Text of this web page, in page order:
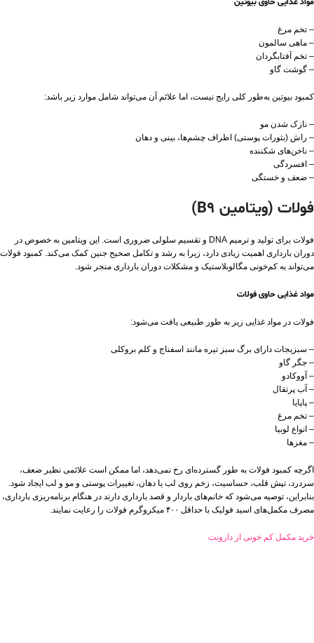
– تخم مرغ
– ماهی سالمون
– تخم آفتابگردان
– گوشت گاو
کمبود بیوتین به‌طور کلی رایج نیست، اما علائم آن می‌تواند شامل موارد زیر باشد:
– نازک شدن مو
– راش (بثورات پوستی) اطراف چشم‌ها، بینی و دهان
– ناخن‌های شکننده
– افسردگی
– ضعف و خستگی
فولات (ویتامین B9)
فولات برای تولید و ترمیم DNA و تقسیم سلولی ضروری است. این ویتامین به خصوص در
دوران بارداری اهمیت زیادی دارد، زیرا به رشد و تکامل صحیح جنین کمک می‌کند. کمبود فولات
می‌تواند به کم‌خونی مگالوبلاستیک و مشکلات دوران بارداری منجر شود.
مواد غذایی حاوی فولات
فولات در مواد غذایی زیر به طور طبیعی یافت می‌شود:
– سبزیجات دارای برگ سبز تیره مانند اسفناج و کلم بروکلی
– جگر گاو
– آووکادو
– آب پرتقال
– پاپایا
– تخم مرغ
– انواع لوبیا
– مغزها
اگرچه کمبود فولات به طور گسترده‌ای رخ نمی‌دهد، اما ممکن است علائمی نظیر ضعف،
سردرد، تپش قلب، حساسیت، زخم روی لب یا دهان، تغییرات پوستی و مو و لب ایجاد شود.
بنابراین، توصیه می‌شود که خانم‌های باردار و قصد بارداری دارند در هنگام برنامه‌ریزی بارداری،
مصرف مکمل‌های اسید فولیک با حداقل ۴۰۰ میکروگرم فولات را رعایت نمایند.
خرید مکمل کم خونی از دارونت